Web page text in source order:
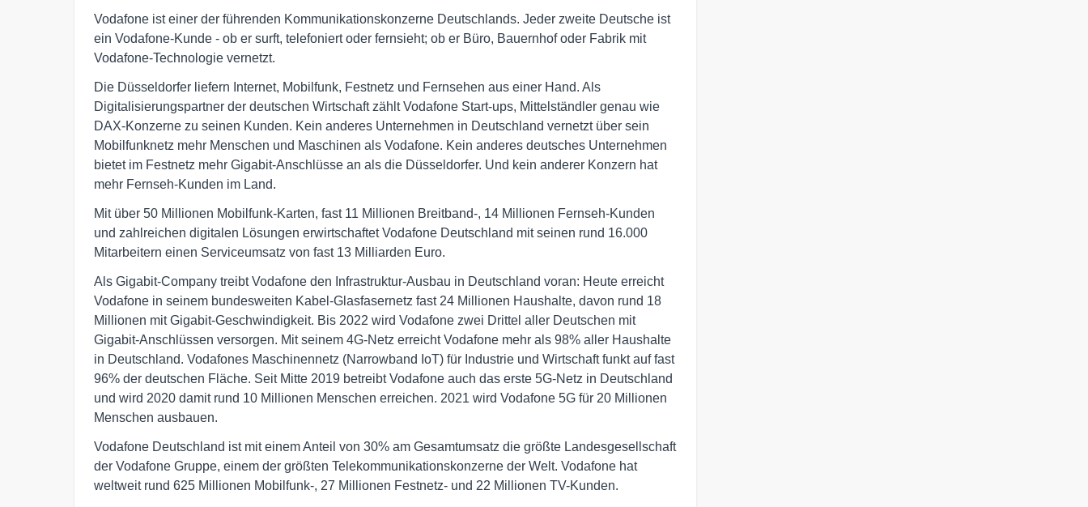
Vodafone ist einer der führenden Kommunikationskonzerne Deutschlands. Jeder zweite Deutsche ist
ein Vodafone-Kunde - ob er surft, telefoniert oder fernsieht; ob er Büro, Bauernhof oder Fabrik mit
Vodafone-Technologie vernetzt.
Die Düsseldorfer liefern Internet, Mobilfunk, Festnetz und Fernsehen aus einer Hand. Als
Digitalisierungspartner der deutschen Wirtschaft zählt Vodafone Start-ups, Mittelständler genau wie
DAX-Konzerne zu seinen Kunden. Kein anderes Unternehmen in Deutschland vernetzt über sein
Mobilfunknetz mehr Menschen und Maschinen als Vodafone. Kein anderes deutsches Unternehmen
bietet im Festnetz mehr Gigabit-Anschlüsse an als die Düsseldorfer. Und kein anderer Konzern hat
mehr Fernseh-Kunden im Land.
Mit über 50 Millionen Mobilfunk-Karten, fast 11 Millionen Breitband-, 14 Millionen Fernseh-Kunden
und zahlreichen digitalen Lösungen erwirtschaftet Vodafone Deutschland mit seinen rund 16.000
Mitarbeitern einen Serviceumsatz von fast 13 Milliarden Euro.
Als Gigabit-Company treibt Vodafone den Infrastruktur-Ausbau in Deutschland voran: Heute erreicht
Vodafone in seinem bundesweiten Kabel-Glasfasernetz fast 24 Millionen Haushalte, davon rund 18
Millionen mit Gigabit-Geschwindigkeit. Bis 2022 wird Vodafone zwei Drittel aller Deutschen mit
Gigabit-Anschlüssen versorgen. Mit seinem 4G-Netz erreicht Vodafone mehr als 98% aller Haushalte
in Deutschland. Vodafones Maschinennetz (Narrowband IoT) für Industrie und Wirtschaft funkt auf fast
96% der deutschen Fläche. Seit Mitte 2019 betreibt Vodafone auch das erste 5G-Netz in Deutschland
und wird 2020 damit rund 10 Millionen Menschen erreichen. 2021 wird Vodafone 5G für 20 Millionen
Menschen ausbauen.
Vodafone Deutschland ist mit einem Anteil von 30% am Gesamtumsatz die größte Landesgesellschaft
der Vodafone Gruppe, einem der größten Telekommunikationskonzerne der Welt. Vodafone hat
weltweit rund 625 Millionen Mobilfunk-, 27 Millionen Festnetz- und 22 Millionen TV-Kunden.